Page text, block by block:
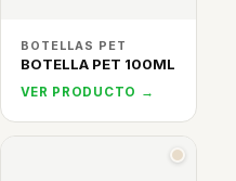
BOTELLAS PET
BOTELLA PET 100ML
VER PRODUCTO →